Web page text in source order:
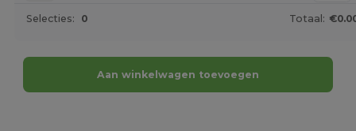
Selecties: 0 Totaal:
Aan winkelwagen toevoegen